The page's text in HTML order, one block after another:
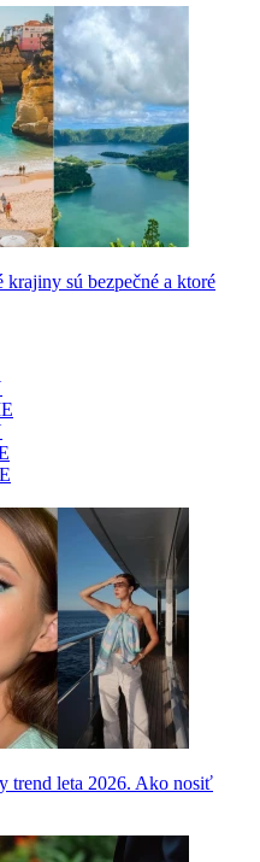
sú bezpečné a ktoré
trend leta 2026. Ako nosiť